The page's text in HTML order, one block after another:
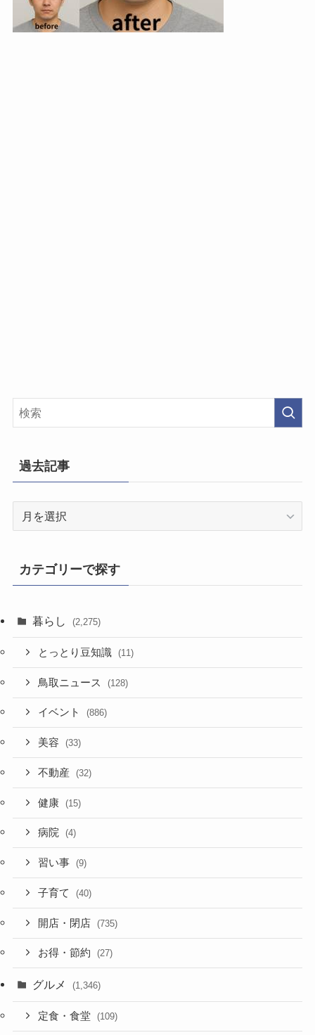
過去記事
カテゴリーで探す
暮らし (2,275)
とっとり豆知識 (11)
鳥取ニュース (128)
イベント (886)
美容 (33)
不動産 (32)
健康 (15)
病院 (4)
習い事 (9)
子育て (40)
開店・閉店 (735)
お得・節約 (27)
グルメ (1,346)
定食・食堂 (109)